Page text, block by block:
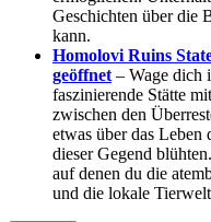
Geschichten über die
kann.
Homolovi Ruins
geöffnet – Wage dich
faszinierende Stätte
zwischen den
etwas über das Leben
dieser Gegend
auf denen du die
und die lokale